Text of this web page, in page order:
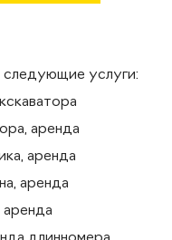
следующие услуги:
аренда
аренда
аренда
аренда